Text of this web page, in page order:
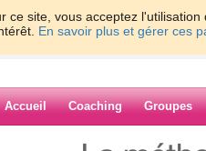
ce site, vous acceptez
En savoir plus et gérer ces
Accueil Coaching Groupes
>